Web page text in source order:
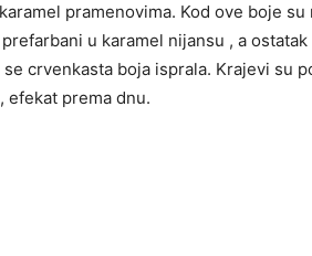
pramenovima. Kod ove boje
u karamel nijansu , a
crvenkasta boja isprala. Krajevi su
efekat prema dnu.